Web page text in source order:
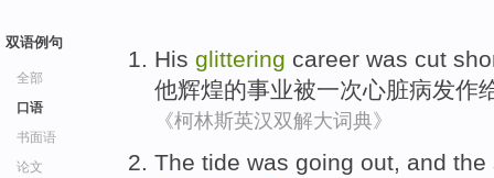
双语例句
全部
口语
书面语
论文
His glittering career was cut
他辉煌的事业被一次心脏病发作
《柯林斯英汉双解大词典》
The tide was going out, and the